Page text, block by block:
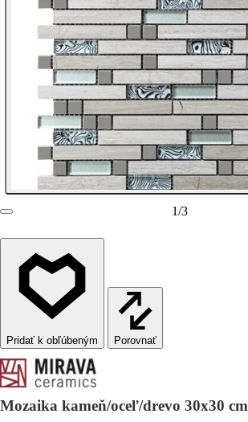
1/3
Porovnať
Mozaika kameň/oceľ/drevo 30x30 cm